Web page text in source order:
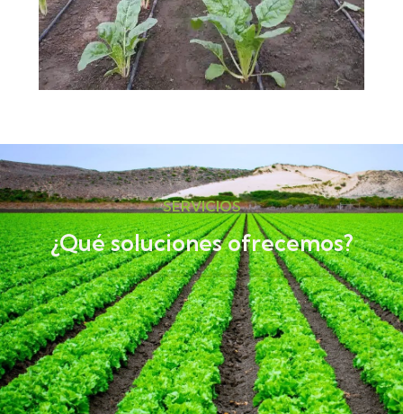
SERVICIOS
¿Qué soluciones ofrecemos?